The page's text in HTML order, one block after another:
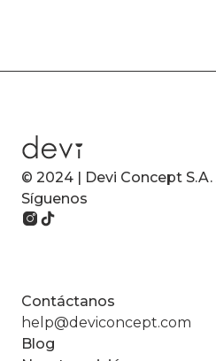
© 2024 | Devi Concept
Síguenos
Contáctanos
help@deviconcept.com
Blog